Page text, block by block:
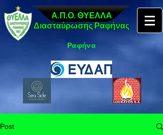
Α.Π.Ο. ΘΥΕΛΛΑ
Διασταύρωσης Ραφήνας
Ραφήνα
Post